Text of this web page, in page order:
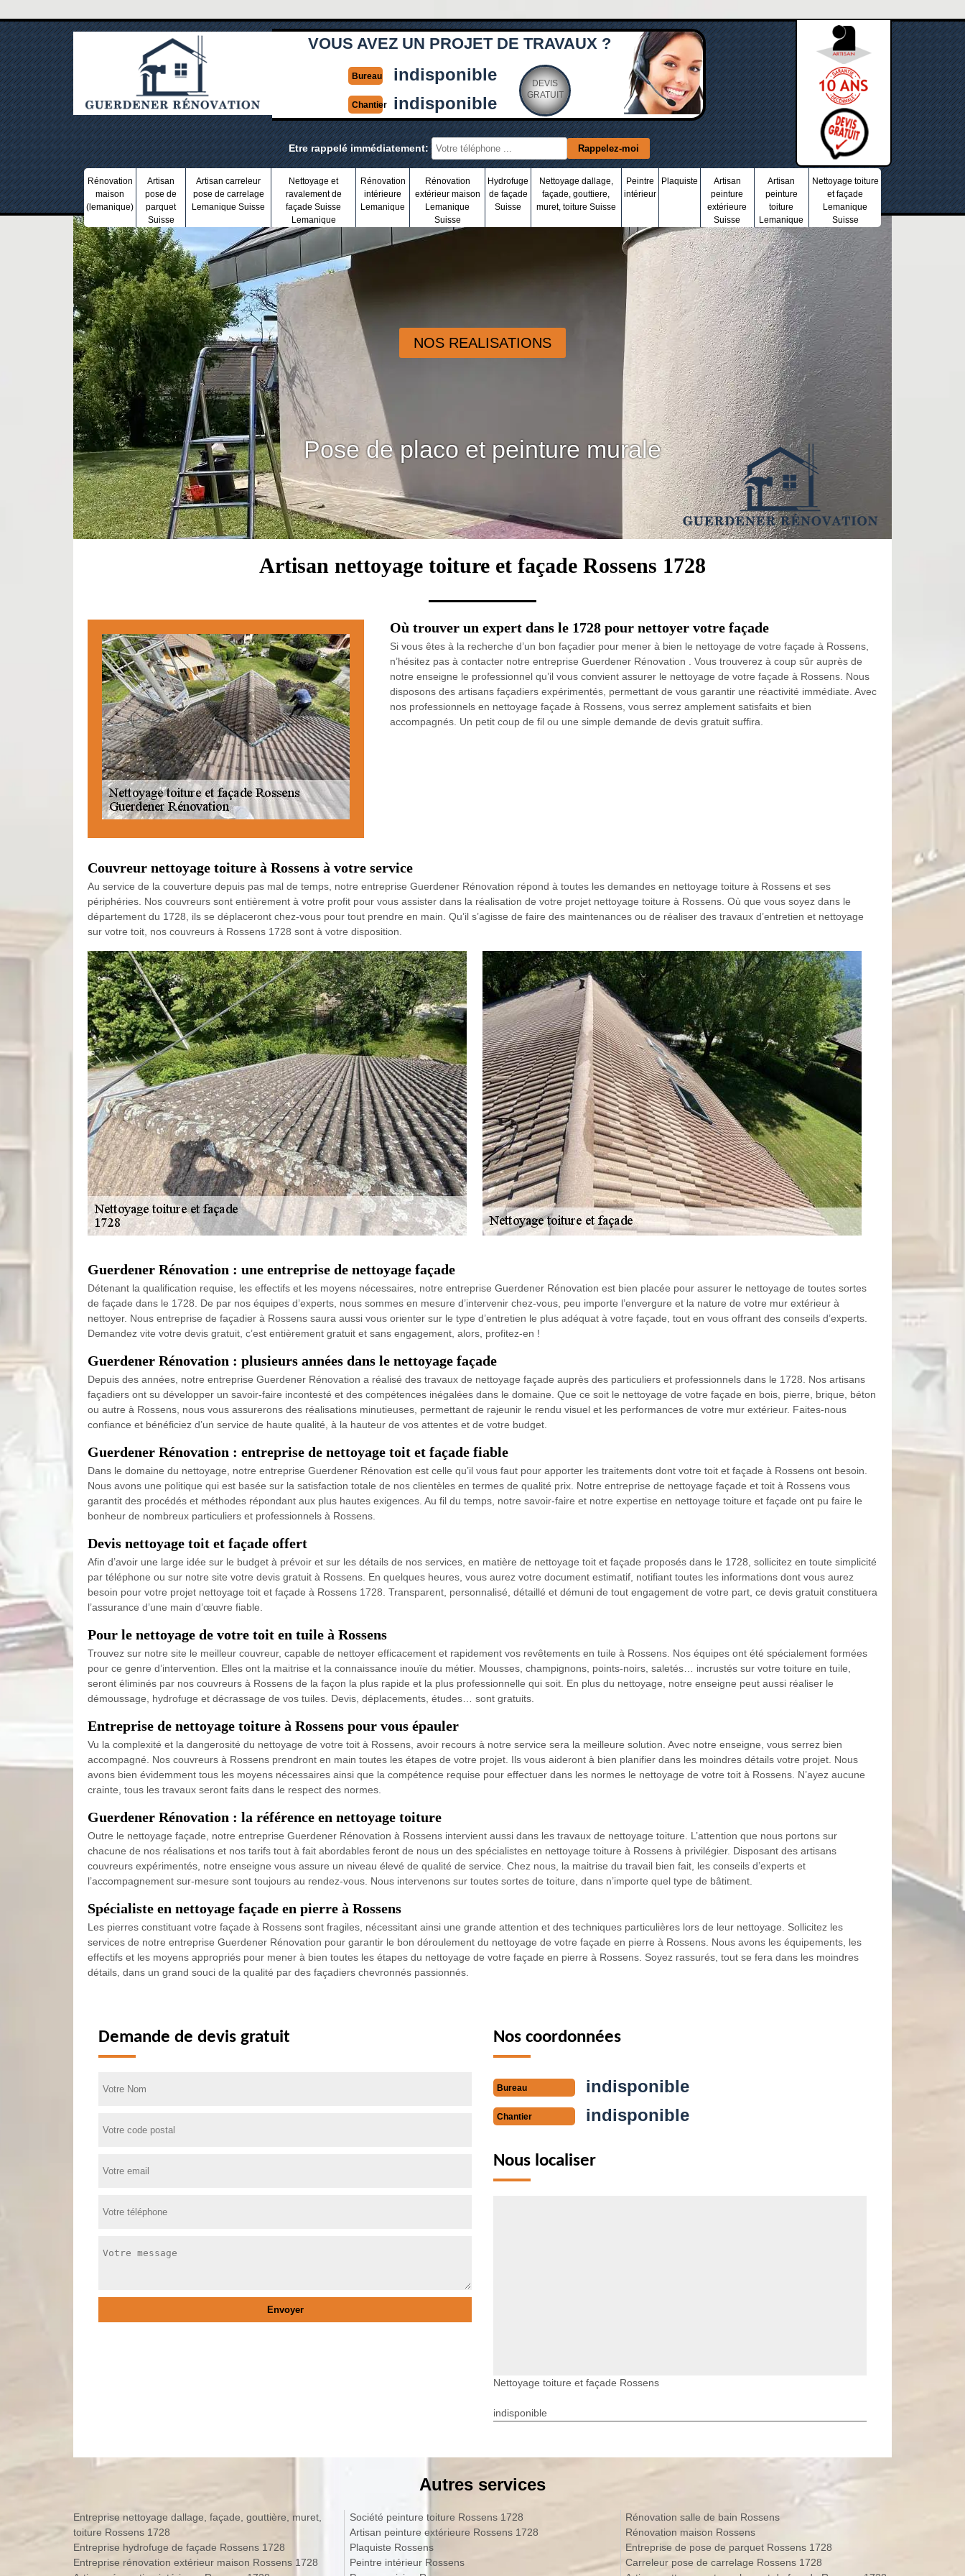
VOUS AVEZ UN PROJET DE TRAVAUX ?
Bureau indisponible
Chantier indisponible
DEVIS
GRATUIT
Etre rappelé immédiatement:
Rénovation
maison
(lemanique)
Artisan
pose de
parquet
Suisse
Artisan carreleur
pose de carrelage
Lemanique Suisse
Nettoyage et
ravalement de
façade Suisse
Lemanique
Rénovation
intérieure
Lemanique
Rénovation
extérieur maison
Lemanique
Suisse
Hydrofuge
de façade
Suisse
Nettoyage dallage,
façade, gouttiere,
muret, toiture Suisse
Peintre
intérieur
Plaquiste
Artisan
peinture
extérieure
Suisse
Artisan
peinture
toiture
Lemanique
Nettoyage toiture
et façade
Lemanique
Suisse
NOS REALISATIONS
Pose de placo et peinture murale
Artisan nettoyage toiture et façade Rossens 1728
Où trouver un expert dans le 1728 pour nettoyer votre façade
Si vous êtes à la recherche d’un bon façadier pour mener à bien le nettoyage de votre façade à Rossens,
n’hésitez pas à contacter notre entreprise Guerdener Rénovation . Vous trouverez à coup sûr auprès de
notre enseigne le professionnel qu’il vous convient assurer le nettoyage de votre façade à Rossens. Nous
disposons des artisans façadiers expérimentés, permettant de vous garantir une réactivité immédiate. Avec
nos professionnels en nettoyage façade à Rossens, vous serrez amplement satisfaits et bien
accompagnés. Un petit coup de fil ou une simple demande de devis gratuit suffira.
Couvreur nettoyage toiture à Rossens à votre service
Au service de la couverture depuis pas mal de temps, notre entreprise Guerdener Rénovation répond à toutes les demandes en nettoyage toiture à Rossens et ses
périphéries. Nos couvreurs sont entièrement à votre profit pour vous assister dans la réalisation de votre projet nettoyage toiture à Rossens. Où que vous soyez dans le
département du 1728, ils se déplaceront chez-vous pour tout prendre en main. Qu’il s’agisse de faire des maintenances ou de réaliser des travaux d’entretien et nettoyage
sur votre toit, nos couvreurs à Rossens 1728 sont à votre disposition.
Guerdener Rénovation : une entreprise de nettoyage façade
Détenant la qualification requise, les effectifs et les moyens nécessaires, notre entreprise Guerdener Rénovation est bien placée pour assurer le nettoyage de toutes sortes
de façade dans le 1728. De par nos équipes d’experts, nous sommes en mesure d’intervenir chez-vous, peu importe l’envergure et la nature de votre mur extérieur à
nettoyer. Nous entreprise de façadier à Rossens saura aussi vous orienter sur le type d’entretien le plus adéquat à votre façade, tout en vous offrant des conseils d’experts.
Demandez vite votre devis gratuit, c’est entièrement gratuit et sans engagement, alors, profitez-en !
Guerdener Rénovation : plusieurs années dans le nettoyage façade
Depuis des années, notre entreprise Guerdener Rénovation a réalisé des travaux de nettoyage façade auprès des particuliers et professionnels dans le 1728. Nos artisans
façadiers ont su développer un savoir-faire incontesté et des compétences inégalées dans le domaine. Que ce soit le nettoyage de votre façade en bois, pierre, brique, béton
ou autre à Rossens, nous vous assurerons des réalisations minutieuses, permettant de rajeunir le rendu visuel et les performances de votre mur extérieur. Faites-nous
confiance et bénéficiez d’un service de haute qualité, à la hauteur de vos attentes et de votre budget.
Guerdener Rénovation : entreprise de nettoyage toit et façade fiable
Dans le domaine du nettoyage, notre entreprise Guerdener Rénovation est celle qu’il vous faut pour apporter les traitements dont votre toit et façade à Rossens ont besoin.
Nous avons une politique qui est basée sur la satisfaction totale de nos clientèles en termes de qualité prix. Notre entreprise de nettoyage façade et toit à Rossens vous
garantit des procédés et méthodes répondant aux plus hautes exigences. Au fil du temps, notre savoir-faire et notre expertise en nettoyage toiture et façade ont pu faire le
bonheur de nombreux particuliers et professionnels à Rossens.
Devis nettoyage toit et façade offert
Afin d’avoir une large idée sur le budget à prévoir et sur les détails de nos services, en matière de nettoyage toit et façade proposés dans le 1728, sollicitez en toute simplicité
par téléphone ou sur notre site votre devis gratuit à Rossens. En quelques heures, vous aurez votre document estimatif, notifiant toutes les informations dont vous aurez
besoin pour votre projet nettoyage toit et façade à Rossens 1728. Transparent, personnalisé, détaillé et démuni de tout engagement de votre part, ce devis gratuit constituera
l’assurance d’une main d’œuvre fiable.
Pour le nettoyage de votre toit en tuile à Rossens
Trouvez sur notre site le meilleur couvreur, capable de nettoyer efficacement et rapidement vos revêtements en tuile à Rossens. Nos équipes ont été spécialement formées
pour ce genre d’intervention. Elles ont la maitrise et la connaissance inouïe du métier. Mousses, champignons, points-noirs, saletés… incrustés sur votre toiture en tuile,
seront éliminés par nos couvreurs à Rossens de la façon la plus rapide et la plus professionnelle qui soit. En plus du nettoyage, notre enseigne peut aussi réaliser le
démoussage, hydrofuge et décrassage de vos tuiles. Devis, déplacements, études… sont gratuits.
Entreprise de nettoyage toiture à Rossens pour vous épauler
Vu la complexité et la dangerosité du nettoyage de votre toit à Rossens, avoir recours à notre service sera la meilleure solution. Avec notre enseigne, vous serrez bien
accompagné. Nos couvreurs à Rossens prendront en main toutes les étapes de votre projet. Ils vous aideront à bien planifier dans les moindres détails votre projet. Nous
avons bien évidemment tous les moyens nécessaires ainsi que la compétence requise pour effectuer dans les normes le nettoyage de votre toit à Rossens. N’ayez aucune
crainte, tous les travaux seront faits dans le respect des normes.
Guerdener Rénovation : la référence en nettoyage toiture
Outre le nettoyage façade, notre entreprise Guerdener Rénovation à Rossens intervient aussi dans les travaux de nettoyage toiture. L’attention que nous portons sur
chacune de nos réalisations et nos tarifs tout à fait abordables feront de nous un des spécialistes en nettoyage toiture à Rossens à privilégier. Disposant des artisans
couvreurs expérimentés, notre enseigne vous assure un niveau élevé de qualité de service. Chez nous, la maitrise du travail bien fait, les conseils d’experts et
l’accompagnement sur-mesure sont toujours au rendez-vous. Nous intervenons sur toutes sortes de toiture, dans n’importe quel type de bâtiment.
Spécialiste en nettoyage façade en pierre à Rossens
Les pierres constituant votre façade à Rossens sont fragiles, nécessitant ainsi une grande attention et des techniques particulières lors de leur nettoyage. Sollicitez les
services de notre entreprise Guerdener Rénovation pour garantir le bon déroulement du nettoyage de votre façade en pierre à Rossens. Nous avons les équipements, les
effectifs et les moyens appropriés pour mener à bien toutes les étapes du nettoyage de votre façade en pierre à Rossens. Soyez rassurés, tout se fera dans les moindres
détails, dans un grand souci de la qualité par des façadiers chevronnés passionnés.
Demande de devis gratuit Nos coordonnées
Bureau indisponible
Chantier indisponible
Nous localiser
Nettoyage toiture et façade Rossens
indisponible
Autres services
Entreprise nettoyage dallage, façade, gouttière, muret,
toiture Rossens 1728
Entreprise hydrofuge de façade Rossens 1728
Entreprise rénovation extérieur maison Rossens 1728
Société peinture toiture Rossens 1728
Artisan peinture extérieure Rossens 1728
Plaquiste Rossens
Peintre intérieur Rossens
Rénovation salle de bain Rossens
Rénovation maison Rossens
Entreprise de pose de parquet Rossens 1728
Carreleur pose de carrelage Rossens 1728